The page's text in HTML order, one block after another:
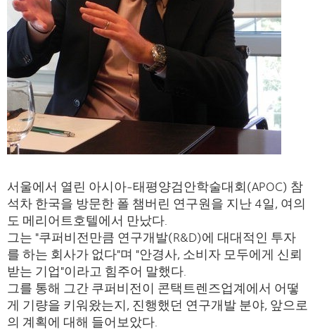
서울에서 열린 아시아-태평양검안학술대회(APOC) 참
석차 한국을 방문한 폴 챔버린 연구원을 지난 4일, 여의
도 메리어트호텔에서 만났다.
그는 "쿠퍼비전만큼 연구개발(R&D)에 대대적인 투자
를 하는 회사가 없다"며 "안경사, 소비자 모두에게 신뢰
받는 기업"이라고 힘주어 말했다.
그를 통해 그간 쿠퍼비전이 콘택트렌즈업계에서 어떻
게 기량을 키워왔는지, 진행했던 연구개발 분야, 앞으로
의 계획에 대해 들어보았다.